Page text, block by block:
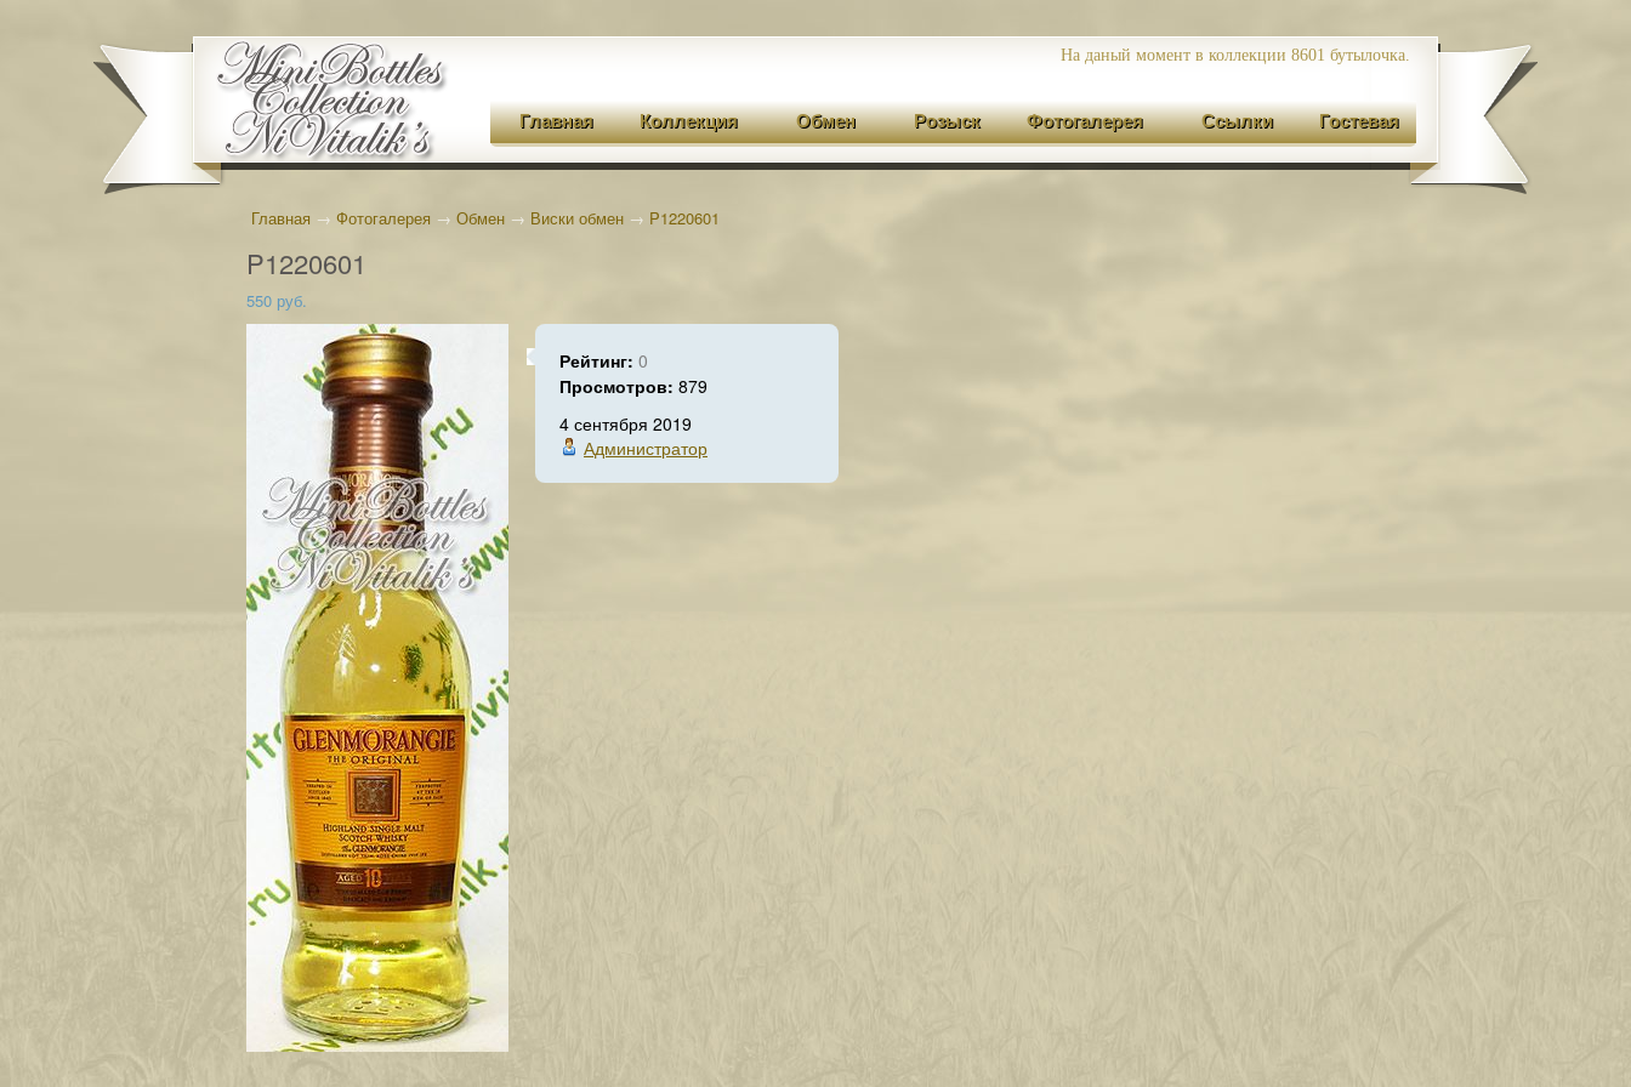
На даный момент в коллекции 8601 бутылочка.
Главная Коллекция Обмен Розыск Фотогалерея Ссылки Гостевая
Главная → Фотогалерея → Обмен → Виски обмен → P1220601
P1220601
550 руб.
Рейтинг: 0
Просмотров: 879
4 сентября 2019
Администратор